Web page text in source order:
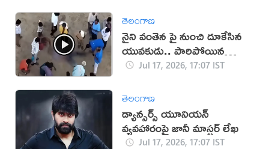
తెలంగాణ
నైని వంతెన పై నుంచి దూకేసిన
యువకుడు.. పారిపోయిన
యువతి!
Jul 17, 2026, 17:07 IST
తెలంగాణ
డ్యాన్సర్స్ యూనియన్
వ్యవహారంపై జానీ మాస్టర్ లేఖ
Jul 17, 2026, 17:07 IST